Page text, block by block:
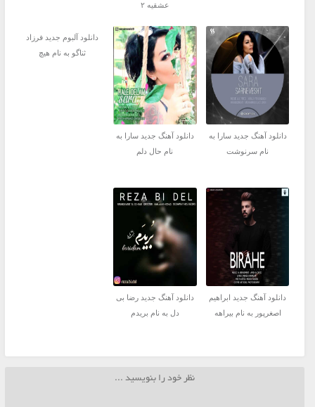
عشقیه ۲
دانلود آهنگ جدید سارا به
نام سرنوشت
دانلود آهنگ جدید سارا به
نام حال دلم
دانلود آلبوم جدید فرزاد
ثناگو به نام هیچ
دانلود آهنگ جدید ابراهیم
اصغرپور به نام بیراهه
دانلود آهنگ جدید رضا بی
دل به نام بریدم